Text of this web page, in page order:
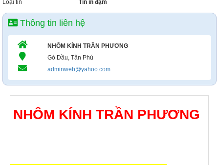
Loại tin
Tin in đậm
Thông tin liên hệ
NHÔM KÍNH TRẦN PHƯƠNG
Gò Dầu, Tân Phú
adminweb@yahoo.com
NHÔM KÍNH TRẦN PHƯƠNG